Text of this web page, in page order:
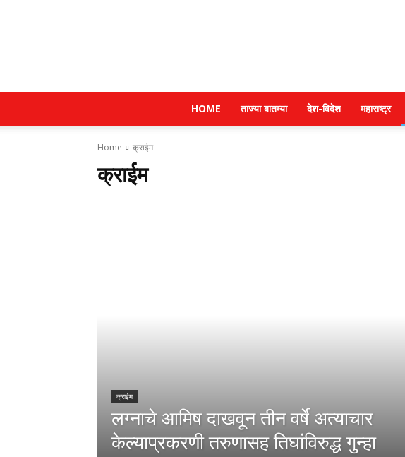
HOME ताज्या बातम्या देश-विदेश महाराष्ट्र
Home क्राईम
क्राईम
क्राईम
लग्नाचे आमिष दाखवून तीन वर्षे अत्याचार
केल्याप्रकरणी तरुणासह तिघांविरुद्ध गुन्हा